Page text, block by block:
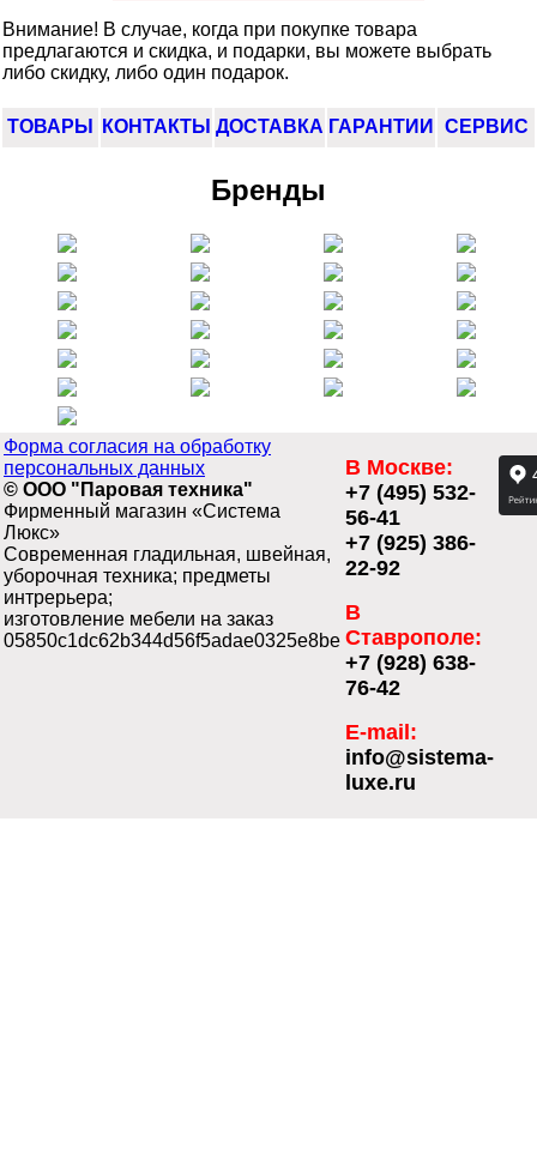
Внимание! В случае, когда при покупке товара
предлагаются и скидка, и подарки, вы можете выбрать
либо скидку, либо один подарок.
ТОВАРЫ КОНТАКТЫ ДОСТАВКА ГАРАНТИИ СЕРВИС
Бренды
Форма согласия на обработку
персональных данных
© ООО "Паровая техника"
Фирменный магазин «Система
Люкс»
Современная гладильная, швейная,
уборочная техника; предметы
интрерьера;
изготовление мебели на заказ
05850c1dc62b344d56f5adae0325e8be
В Москве:
+7 (495) 532-
56-41
+7 (925) 386-
22-92
В
Ставрополе:
+7 (928) 638-
76-42
E-mail:
info@sistema-
luxe.ru